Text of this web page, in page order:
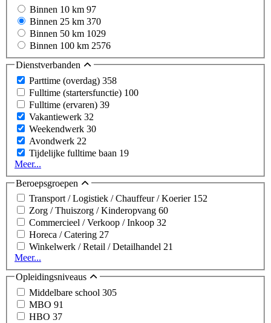
Binnen 10 km 97
Binnen 25 km 370
Binnen 50 km 1029
Binnen 100 km 2576
Dienstverbanden
Parttime (overdag) 358
Fulltime (startersfunctie) 100
Fulltime (ervaren) 39
Vakantiewerk 32
Weekendwerk 30
Avondwerk 22
Tijdelijke fulltime baan 19
Meer...
Beroepsgroepen
Transport / Logistiek / Chauffeur / Koerier 152
Zorg / Thuiszorg / Kinderopvang 60
Commercieel / Verkoop / Inkoop 32
Horeca / Catering 27
Winkelwerk / Retail / Detailhandel 21
Meer...
Opleidingsniveaus
Middelbare school 305
MBO 91
HBO 37